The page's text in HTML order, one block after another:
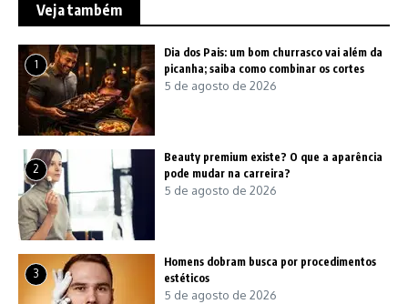
Veja também
1
Dia dos Pais: um bom churrasco vai além da
picanha; saiba como combinar os cortes
5 de agosto de 2026
2
Beauty premium existe? O que a aparência
pode mudar na carreira?
5 de agosto de 2026
3
Homens dobram busca por procedimentos
estéticos
5 de agosto de 2026